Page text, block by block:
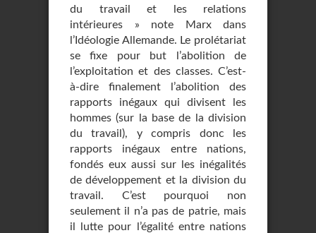
du travail et les relations
intérieures » note Marx dans
l’Idéologie Allemande. Le prolétariat
se fixe pour but l’abolition de
l’exploitation et des classes. C’est-
à-dire finalement l’abolition des
rapports inégaux qui divisent les
hommes (sur la base de la division
du travail), y compris donc les
rapports inégaux entre nations,
fondés eux aussi sur les inégalités
de développement et la division du
travail. C’est pourquoi non
seulement il n’a pas de patrie, mais
il lutte pour l’égalité entre nations